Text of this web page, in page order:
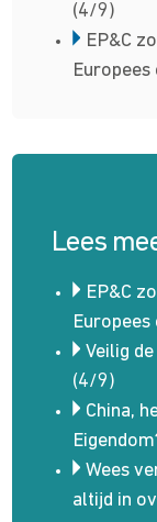
(4/9)
EP&C
Lees
EP&C
Veilig
(4/9)
China,
Wees
altijd in